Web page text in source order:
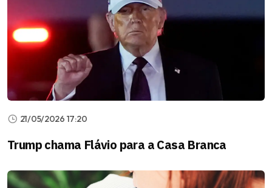
21/05/2026 17:20
Trump chama Flávio para a Casa Branca